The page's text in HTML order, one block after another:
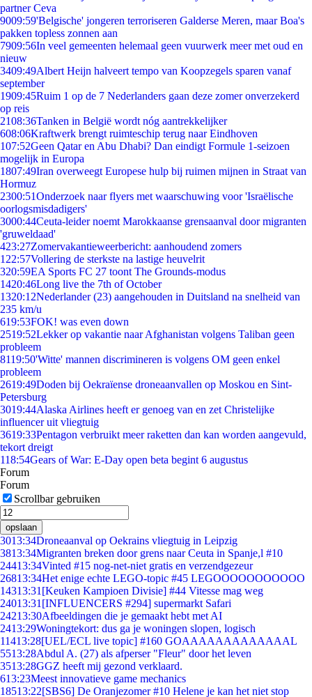
partner Ceva
9009:59'Belgische' jongeren terroriseren Galderse Meren, maar Boa's
pakken topless zonnen aan
7909:56In veel gemeenten helemaal geen vuurwerk meer met oud en
nieuw
3409:49Albert Heijn halveert tempo van Koopzegels sparen vanaf
september
1909:45Ruim 1 op de 7 Nederlanders gaan deze zomer onverzekerd
op reis
2108:36Tanken in België wordt nóg aantrekkelijker
608:06Kraftwerk brengt ruimteschip terug naar Eindhoven
107:52Geen Qatar en Abu Dhabi? Dan eindigt Formule 1-seizoen
mogelijk in Europa
1807:49Iran overweegt Europese hulp bij ruimen mijnen in Straat van
Hormuz
2300:51Onderzoek naar flyers met waarschuwing voor 'Israëlische
oorlogsmisdadigers'
3000:44Ceuta-leider noemt Marokkaanse grensaanval door migranten
'gruweldaad'
423:27Zomervakantieweerbericht: aanhoudend zomers
1 22:57Vollering de sterkste na lastige heuvelrit
320:59EA Sports FC 27 toont The Grounds-modus
1420:46Long live the 7th of October
1320:12Nederlander (23) aangehouden in Duitsland na snelheid van
235 km/u
619:53FOK! was even down
2519:52Lekker op vakantie naar Afghanistan volgens Taliban geen
probleem
8119:50'Witte' mannen discrimineren is volgens OM geen enkel
probleem
2619:49Doden bij Oekraïense droneaanvallen op Moskou en Sint-
Petersburg
3019:44Alaska Airlines heeft er genoeg van en zet Christelijke
influencer uit vliegtuig
3619:33Pentagon verbruikt meer raketten dan kan worden aangevuld,
tekort dreigt
118:54Gears of War: E-Day open beta begint 6 augustus
Forum
Forum
Scrollbar gebruiken
opslaan
3013:34Droneaanval op Oekrains vliegtuig in Leipzig
3813:34Migranten breken door grens naar Ceuta in Spanje,l #10
24413:34Vinted #15 nog-net-niet gratis en verzendgezeur
26813:34Het enige echte LEGO-topic #45 LEGOOOOOOOOOOO
14313:31 [Keuken Kampioen Divisie] #44 Vitesse mag weg
24013:31 [INFLUENCERS #294] supermarkt Safari
24213:30Afbeeldingen die je gemaakt hebt met AI
2413:29Woningtekort: dus ga je woningen slopen, logisch
11413:28[UEL/ECL live topic] #160 GOAAAAAAAAAAAAAL
5513:28Abdul A. (27) als afperser "Fleur" door het leven
3513:28GGZ heeft mij gezond verklaard.
613:23Meest innovatieve game mechanics
18513:22[SBS6] De Oranjezomer #10 Helene je kan het niet stop